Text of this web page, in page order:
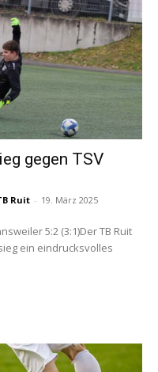
gegen TSV
Ruit - 19. März 2025
5:2 (3:1)Der TB Ruit
ein eindrucksvolles